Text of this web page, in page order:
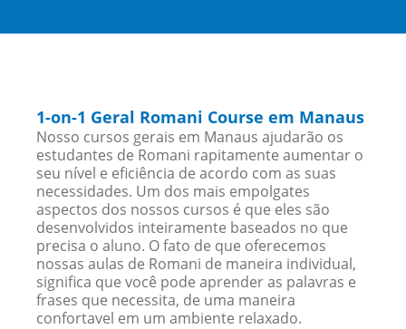
1-on-1 Geral Romani Course em Manaus
Nosso cursos gerais em Manaus ajudarão os
estudantes de Romani rapitamente aumentar o
seu nível e eficiência de acordo com as suas
necessidades. Um dos mais empolgates
aspectos dos nossos cursos é que eles são
desenvolvidos inteiramente baseados no que
precisa o aluno. O fato de que oferecemos
nossas aulas de Romani de maneira individual,
significa que você pode aprender as palavras e
frases que necessita, de uma maneira
confortavel em um ambiente relaxado.